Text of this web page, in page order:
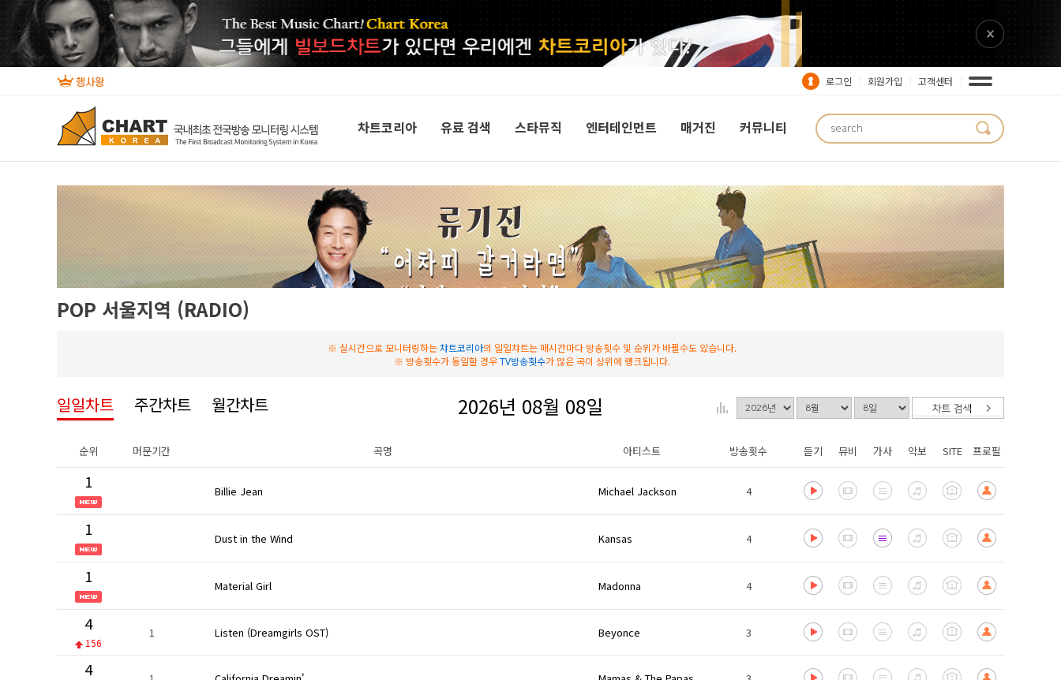
로그인 회원가입 고객센터
차트코리아 유료 검색 스타뮤직 엔터테인먼트 매거진 커뮤니티
POP 서울지역 (RADIO)
※ 실시간으로 모니터링하는챠트코리아의 일일챠트는 매시간마다 방송횟수 및 순위가 바뀔수도 있습니다.
※ 방송횟수가 동일할 경우TV방송횟수가 많은 곡이 상위에 랭크됩니다.
2026년 08월 08일
일일차트 주간차트 월간차트
순위 머문기간 곡명 아티스트 방송횟수 듣기 뮤비 가사 악보 SITE 프로필
1 Billie Jean Michael Jackson 4
1 Dust in the Wind Kansas 4
1 Material Girl Madonna 4
4
156
1 Listen (Dreamgirls OST) Beyonce 3
4